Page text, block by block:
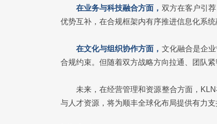
在业务与科技融合方面， 双方在客户引
优势互补，在合规框架内有序推进信息化系
在文化与组织协作方面， 文化融合是企
合规约束。但随着双方战略方向拉通、团队
未来，在经营管理和资源整合方面，
与人才资源，将为顺丰全球化布局提供有力